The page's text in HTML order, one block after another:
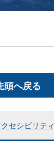
頭へ戻る
セシビリティ